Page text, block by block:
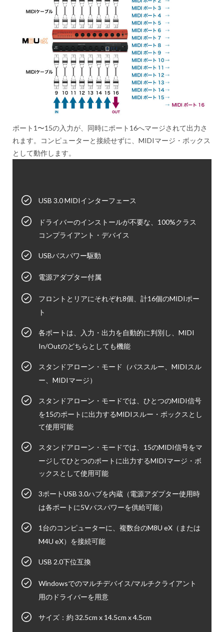
ポート1〜15の入力が、同時にポート16へマージされて出力さ
れます。コンピューターと接続せずに、MIDIマージ・ボックス
として動作します。
USB 3.0 MIDIインターフェース
ドライバーのインストールが不要な、100%クラス
コンプライアント・デバイス
USBバスパワー駆動
電源アダプター付属
フロントとリアにそれぞれ8個、計16個のMIDIポー
ト
各ポートは、入力・出力を自動的に判別し、MIDI
In/Outのどちらとしても機能
スタンドアローン・モード（パススルー、MIDIスル
ー、MIDIマージ）
スタンドアローン・モードでは、ひとつのMIDI信号
を15のポートに出力するMIDIスルー・ボックスとし
て使用可能
スタンドアローン・モードでは、15のMIDI信号をマ
ージしてひとつのポートに出力するMIDIマージ・ボ
ックスとして使用可能
3ポートUSB 3.0ハブを内蔵（電源アダプター使用時
は各ポートに5Vバスパワーを供給可能）
1台のコンピューターに、複数台のM8U eX（または
M4U eX）を接続可能
USB 2.0下位互換
Windowsでのマルチデバイス/マルチクライアント
用のドライバーを用意
サイズ：約 32.5cm x 14.5cm x 4.5cm